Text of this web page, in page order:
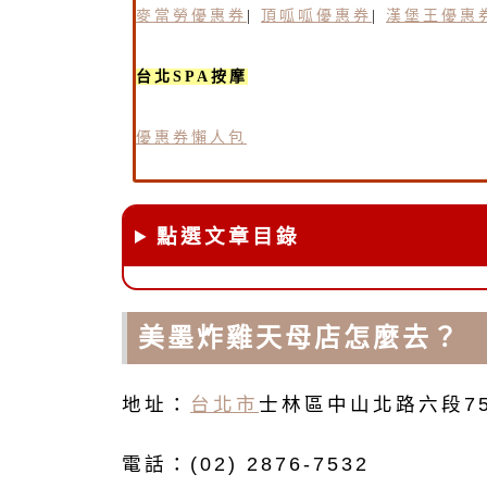
麥當勞優惠券 頂呱呱優惠券 漢堡王優惠
台北SPA按摩
優惠券懶人包
點選文章目錄
美墨炸雞天母店怎麼去？
地址： 台北市 士林區中山北路六段
電話：(02) 2876-7532